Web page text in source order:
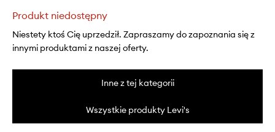
Produkt niedostępny
Niestety ktoś Cię uprzedził. Zapraszamy do zapoznania się z
innymi produktami z naszej oferty.
Inne z tej kategorii
Wszystkie produkty Levi's